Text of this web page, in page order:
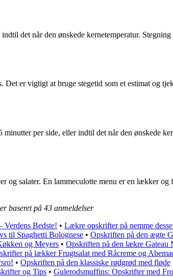
det når den ønskede kernetemperatur.
er vigtigt at bruge stegetid som et estimat og
per side, eller indtil det når den ønskede
og salater. En lammeculotte menu er en lækker og
baseret på 43 anmeldelser
Verdens Bedste! • Lækre opskrifter på nemme
til Spaghetti Bolognese • Opskriften på den ægte
og Meyers • Opskriften på den lækre Gateau
på lækker Frugtsalat med Råcreme og
• Opskriften på den klassiske rødgrød med fløde
og Tips • Gulerodsmuffins: Opskrifter med